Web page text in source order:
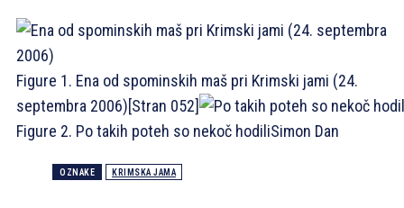
Figure 1. Ena od spominskih maš pri Krimski jami (24.
septembra 2006)[Stran 052]
Figure 2. Po takih poteh so nekoč hodiliSimon Dan
OZNAKE KRIMSKA JAMA